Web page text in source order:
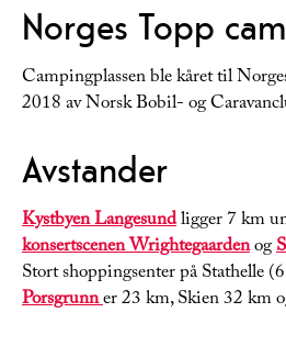
Norges Topp
Campingplassen ble kåret til
2018 av Norsk Bobil- og
Avstander
Kystbyen Langesundligger 7 km
konsertscenen Wrightegaardenog
Stort shoppingsenter på Stathelle
Porsgrunner 23 km, Skien 32 km